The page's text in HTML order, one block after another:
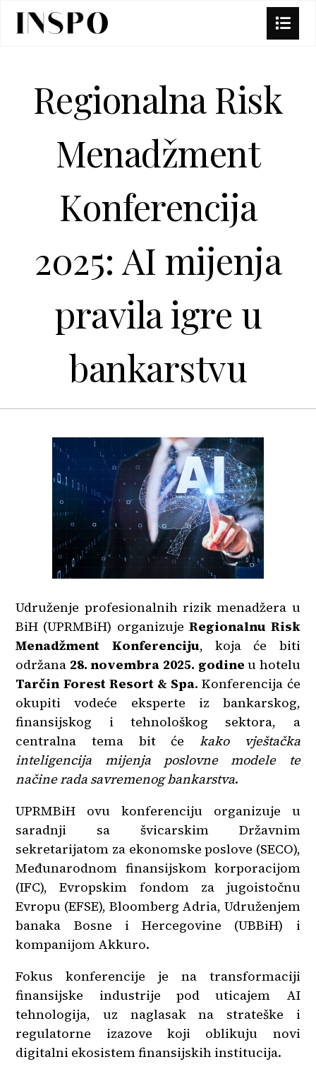
Regionalna Risk
Menadžment
Konferencija
2025: AI mijenja
pravila igre u
bankarstvu
Udruženje profesionalnih rizik menadžera u
BiH (UPRMBiH) organizuje Regionalnu Risk
Menadžment Konferenciju, koja će biti
održana 28. novembra 2025. godine u hotelu
Tarčin Forest Resort & Spa. Konferencija će
okupiti vodeće eksperte iz bankarskog,
finansijskog i tehnološkog sektora, a
centralna tema bit će kako vještačka
inteligencija mijenja poslovne modele te
načine rada savremenog bankarstva.
UPRMBiH ovu konferenciju organizuje u
saradnji sa švicarskim Državnim
sekretarijatom za ekonomske poslove (SECO),
Međunarodnom finansijskom korporacijom
(IFC), Evropskim fondom za jugoistočnu
Evropu (EFSE), Bloomberg Adria, Udruženjem
banaka Bosne i Hercegovine (UBBiH) i
kompanijom Akkuro.
Fokus konferencije je na transformaciji
finansijske industrije pod uticajem AI
tehnologija, uz naglasak na strateške i
regulatorne izazove koji oblikuju novi
digitalni ekosistem finansijskih institucija.